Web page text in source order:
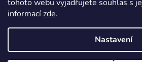
tohoto webu vyjadřujete souhlas s
informacízde.
Nastavení